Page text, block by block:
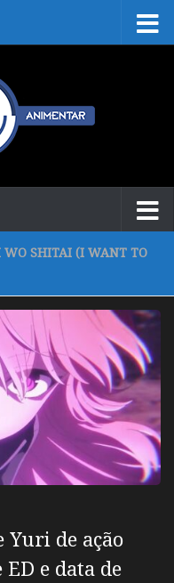
SHITAI (I WANT TO
de ação
e data de